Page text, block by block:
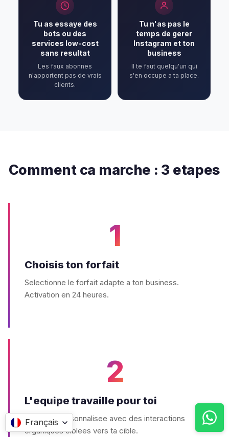
Tu as essaye des
bots ou des
services low-cost
sans resultat
Les faux abonnes
n'apportent pas de vrais
clients.
Tu n'as pas le
temps de gerer
Instagram et ton
business
Il te faut quelqu'un qui
s'en occupe a ta place.
Comment ca marche : 3 etapes
1
Choisis ton forfait
Selectionne le forfait adapte a ton business.
Activation en 24 heures.
2
L'equipe travaille pour toi
Strategie personnalisee avec des interactions
organiques ciblees vers ta cible.
Français